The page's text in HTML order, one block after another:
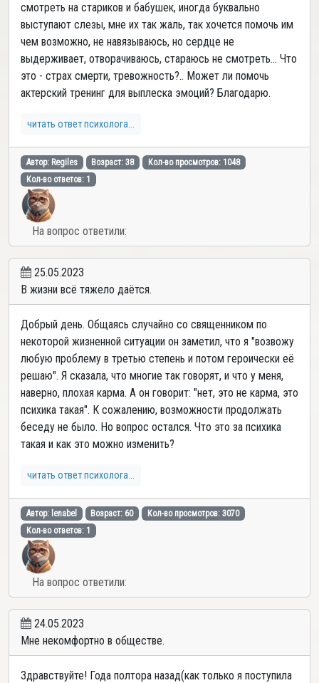
смотреть на стариков и бабушек, иногда буквально
выступают слезы, мне их так жаль, так хочется помочь им
чем возможно, не навязываюсь, но сердце не
выдерживает, отворачиваюсь, стараюсь не смотреть... Что
это - страх смерти, тревожность?.. Может ли помочь
актерский тренинг для выплеска эмоций? Благодарю.
читать ответ психолога...
Автор: Regiles Возраст: 38
Кол-во просмотров: 1048
Кол-во ответов: 1
На вопрос ответили:
25.05.2023
В жизни всё тяжело даётся.
Добрый день. Общаясь случайно со священником по
некоторой жизненной ситуации он заметил, что я "возвожу
любую проблему в третью степень и потом героически её
решаю". Я сказала, что многие так говорят, и что у меня,
наверно, плохая карма. А он говорит: "нет, это не карма, это
психика такая". К сожалению, возможности продолжать
беседу не было. Но вопрос остался. Что это за психика
такая и как это можно изменить?
читать ответ психолога...
Автор: lenabel Возраст: 60
Кол-во просмотров: 3070
Кол-во ответов: 1
На вопрос ответили:
24.05.2023
Мне некомфортно в обществе.
Здравствуйте! Года полтора назад(как только я поступила